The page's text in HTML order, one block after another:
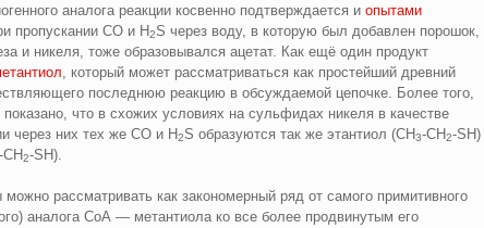
аналога реакции косвенно подтверждается и опытами
пропускании CO и H2S через воду, в которую был добавлен порошок,
и никеля, тоже образовывался ацетат. Как ещё один продукт
, который может рассматриваться как простейший древний
последнюю реакцию в обсуждаемой цепочке. Более того,
что в схожих условиях на сульфидах никеля в качестве
через них тех же CO и H2S образуются так же этантиол (CH3‑CH2‑SH)
‑CH2‑SH).
рассматривать как закономерный ряд от самого примитивного
аналога CoA — метантиола ко все более продвинутым его